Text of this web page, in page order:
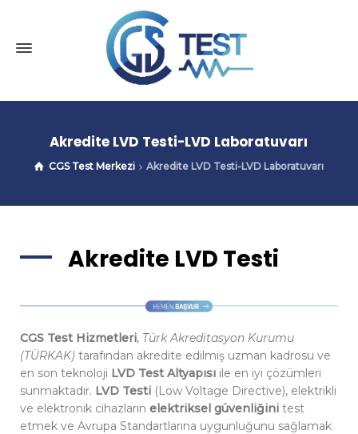
Akredite LVD Testi-LVD Laboratuvarı
CGS Test Merkezi Akredite LVD Testi-LVD Laboratuvarı
Akredite LVD Testi
CGS Test Hizmetleri, Türk Akreditasyon Kurumu
(TÜRKAK) tarafından akredite edilmiş uzman kadrosu ve
en son teknoloji LVD Test Altyapısı ile en iyi çözümleri
sunmaktadır. LVD Testi (Low Voltage Directive), elektrikli
ve elektronik cihazların elektriksel güvenliğini test
etmek ve Avrupa Standartlarına uygunluğunu sağlamak